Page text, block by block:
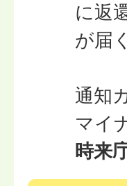
に返
が届
通知
マイ
時来